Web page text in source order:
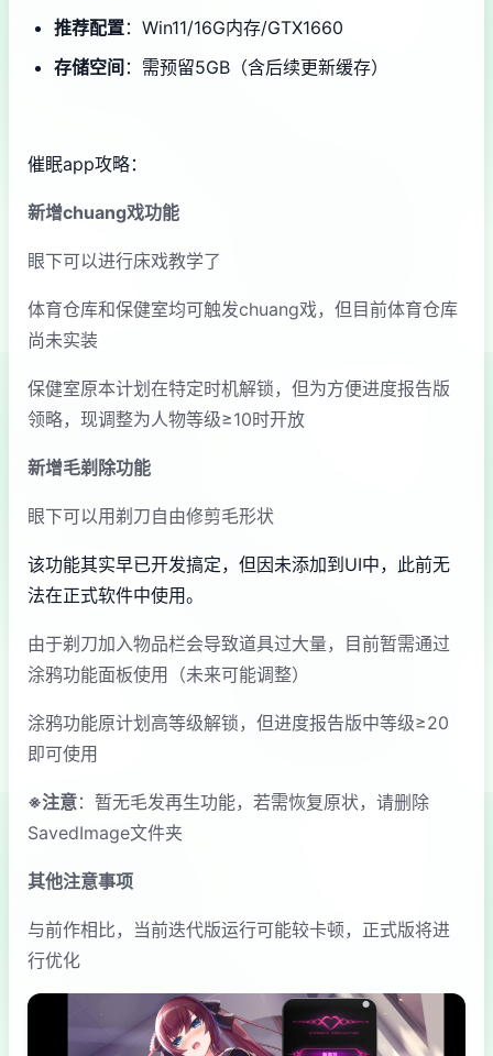
​推荐配置​​：Win11/16G内存/GTX1660
​存储空间​ ​：需预留5GB（含后续更新缓存）
催眠app攻略：
新增chuang戏功能
眼下可以进行床戏教学了
体育仓库和保健室均可触发chuang戏，但目前体育仓库
尚未实装
保健室原本计划在特定时机解锁，但为方便进度报告版
领略，现调整为人物等级≥10时开放
新增毛剃除功能
眼下可以用剃刀自由修剪毛形状
该功能其实早已开发搞定，但因未添加到UI中，此前无
法在正式软件中使用。
由于剃刀加入物品栏会导致道具过大量，目前暂需通过
涂鸦功能面板使用（未来可能调整）
涂鸦功能原计划高等级解锁，但进度报告版中等级≥20
即可使用
※注意：暂无毛发再生功能，若需恢复原状，请删除
SavedImage文件夹
其他注意事项
与前作相比，当前迭代版运行可能较卡顿，正式版将进
行优化